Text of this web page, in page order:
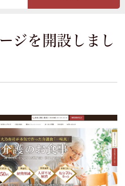
ジを開設しまし